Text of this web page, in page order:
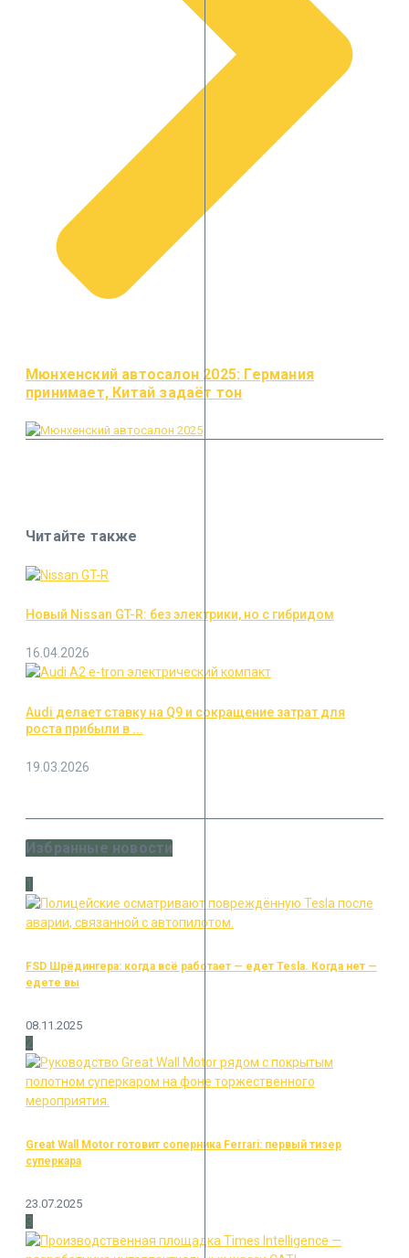
Мюнхенский автосалон 2025: Германия
принимает, Китай задаёт тон
Читайте также
Новый Nissan GT-R: без электрики, но с гибридом
16.04.2026
Audi делает ставку на Q9 и сокращение затрат для
роста прибыли в ...
19.03.2026
Избранные новости
1
FSD Шрёдингера: когда всё работает — едет Tesla. Когда нет —
едете вы
08.11.2025
2
Great Wall Motor готовит соперника Ferrari: первый тизер
суперкара
23.07.2025
3